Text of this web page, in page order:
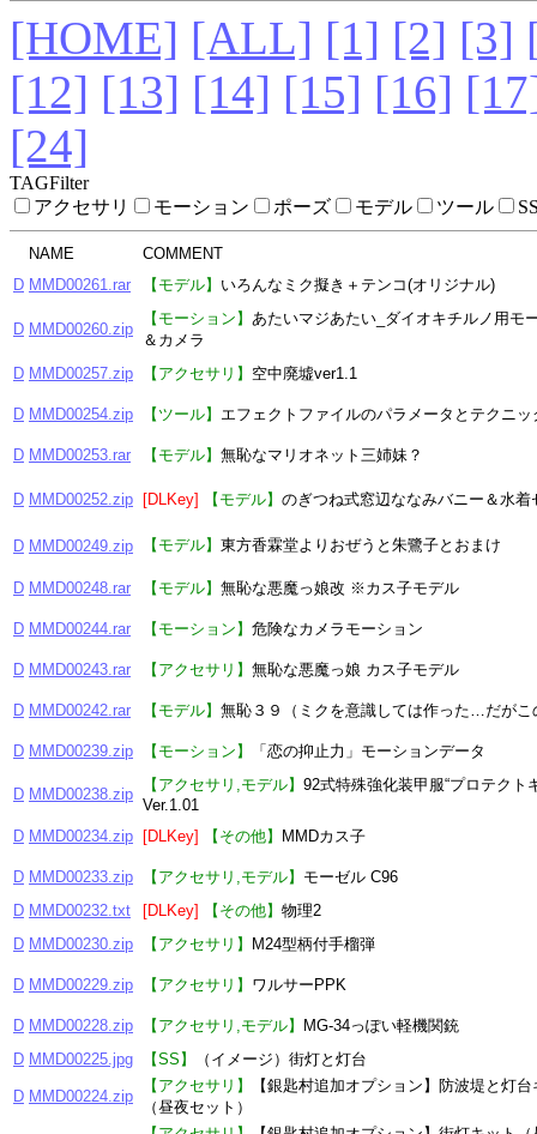
[HOME] [ALL] [1] [2] [3]
[12] [13] [14] [15] [16]
[24]
TAGFilter
アクセサリ
モーション ポーズ モデル ツール
NAME
COMMENT
D MMD00261.rar 【モデル】 いろんなミク擬き＋テンコ(オリジナル)
D MMD00260.zip
【モーション】 あたいマジあたい_ダイオキチルノ用モ
＆カメラ
D MMD00257.zip 【アクセサリ】 空中廃墟ver1.1
D MMD00254.zip 【ツール】 エフェクトファイルのパラメータとテクニッ
D MMD00253.rar 【モデル】 無恥なマリオネット三姉妹？
D MMD00252.zip [DLKey] 【モデル】 のぎつね式窓辺ななみバニー＆水着
D MMD00249.zip 【モデル】 東方香霖堂よりおぜうと朱鷺子とおまけ
D MMD00248.rar 【モデル】 無恥な悪魔っ娘改 ※カス子モデル
D MMD00244.rar 【モーション】 危険なカメラモーション
D MMD00243.rar 【アクセサリ】 無恥な悪魔っ娘 カス子モデル
D MMD00242.rar 【モデル】 無恥３９（ミクを意識しては作った…だがこ
D MMD00239.zip 【モーション】 「恋の抑止力」モーションデータ
D MMD00238.zip
【アクセサリ,モデル】 92式特殊強化装甲服“プロテクト
Ver.1.01
D MMD00234.zip [DLKey] 【その他】 MMDカス子
D MMD00233.zip 【アクセサリ,モデル】 モーゼル C96
D MMD00232.txt [DLKey] 【その他】 物理2
D MMD00230.zip 【アクセサリ】 M24型柄付手榴弾
D MMD00229.zip 【アクセサリ】 ワルサーPPK
D MMD00228.zip 【アクセサリ,モデル】
MG-34っぽい軽機関銃
D MMD00225.jpg 【SS】 （イメージ）街灯と灯台
D MMD00224.zip
【アクセサリ】
【銀匙村追加オプション】防波堤と灯
（昼夜セット）